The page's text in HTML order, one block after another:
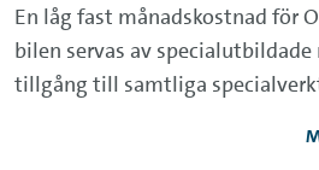
En låg fast månadskostnad för
bilen servas av specialutbildade
tillgång till samtliga